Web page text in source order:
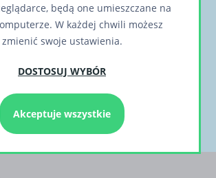
informacje o nowych,
lub realizacjach?
będą one umieszczane na
W każdej chwili możesz
zmienić swoje ustawienia.
DOSTOSUJ WYBÓR
Akceptuje wszystkie